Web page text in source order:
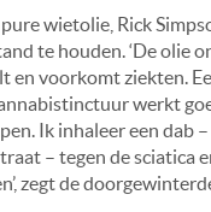
wietolie, Rick
te houden. ‘De olie
en voorkomt ziekten.
werkt
Ik inhaleer een dab –
– tegen de sciatica
zegt de